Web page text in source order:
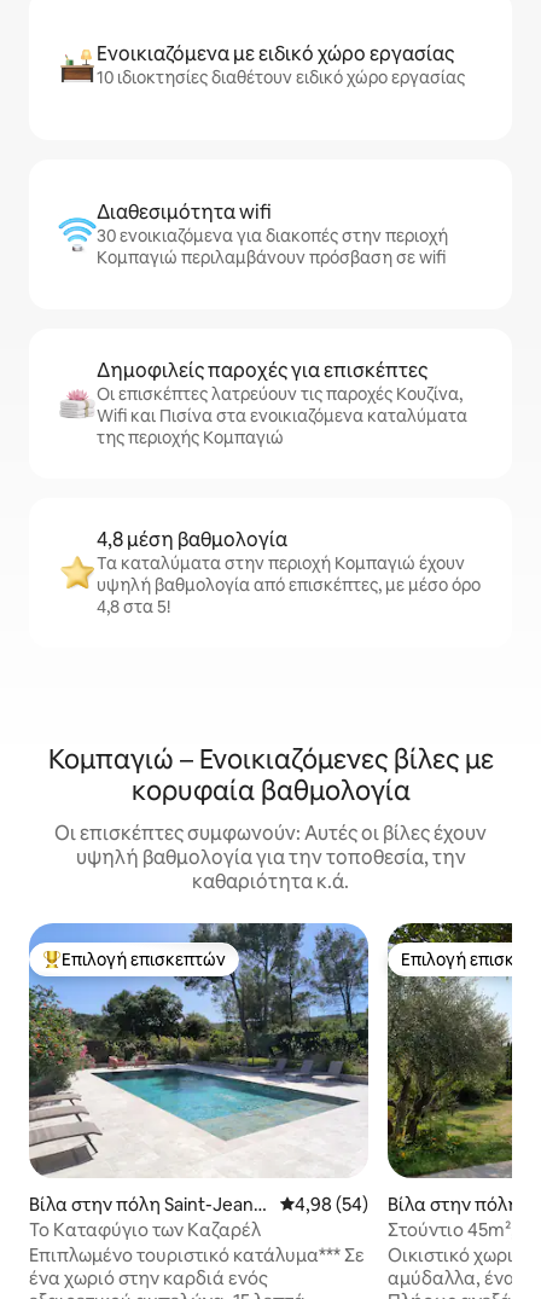
Ενοικιαζόμενα με ειδικό χώρο εργασίας
10 ιδιοκτησίες διαθέτουν ειδικό χώρο εργασίας
Διαθεσιμότητα wifi
30 ενοικιαζόμενα για διακοπές στην περιοχή
Κομπαγιώ περιλαμβάνουν πρόσβαση σε wifi
Δημοφιλείς παροχές για επισκέπτες
Οι επισκέπτες λατρεύουν τις παροχές Κουζίνα,
Wifi και Πισίνα στα ενοικιαζόμενα καταλύματα
της περιοχής Κομπαγιώ
4,8 μέση βαθμολογία
Τα καταλύματα στην περιοχή Κομπαγιώ έχουν
υψηλή βαθμολογία από επισκέπτες, με μέσο όρο
4,8 στα 5!
Κομπαγιώ – Ενοικιαζόμενες βίλες με
κορυφαία βαθμολογία
Οι επισκέπτες συμφωνούν: Αυτές οι βίλες έχουν
υψηλή βαθμολογία για την τοποθεσία, την
καθαριότητα κ.ά.
Κορυφαία επιλογή επισκεπτών
Επιλογή επισκεπτών
Βίλα στην πόλη Saint-Jean-
de-Cuculles
Μέση βαθμολογία: 4,98 στα 5,
4,98 (54)
Το Καταφύγιο των Καζαρέλ
Επιπλωμένο τουριστικό κατάλυμα*** Σε
ένα χωριό στην καρδιά ενός
Επιλογή
Επιλογή
Βίλα στην πόλη
ent-de-Rivière
Στούντιο 45m²,
καταπράσινο, 10
Μονπελιέ
Οικιστικό χωριό
αμύδαλλα, ένα